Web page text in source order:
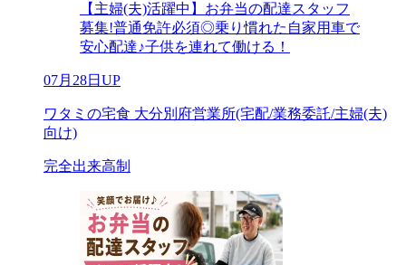
【主婦(夫)活躍中】お弁当の配達スタッフ
募集!普通免許必須◎乗り慣れた自家用車で
安心配達♪子供を連れて働ける！
07月28日UP
ワタミの宅食 大分別府営業所(宅配/業務委託/主婦(夫)
向け)
完全出来高制